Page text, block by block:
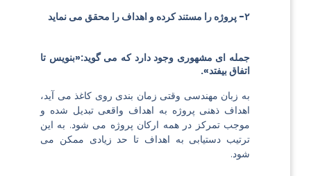
۲- پروژه را مستند کرده و اهداف را محقق می نماید
جمله ای مشهوری وجود دارد که می گوید:«بنویس تا
اتفاق بیفتد».
به زبان مهندسی وقتی زمان بندی روی کاغذ می آید،
اهداف ذهنی پروژه به اهداف واقعی تبدیل شده و
موجب تمرکز در همه ارکان پروژه می شود. به این
ترتیب دستیابی به اهداف تا حد زیادی ممکن می
شود.